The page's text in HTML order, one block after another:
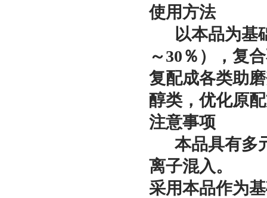
使用方法
以本品为基
～30％），复
复配成各类助
醇类，优化原
注意事项
本品具有多
离子混入。
采用本品作为